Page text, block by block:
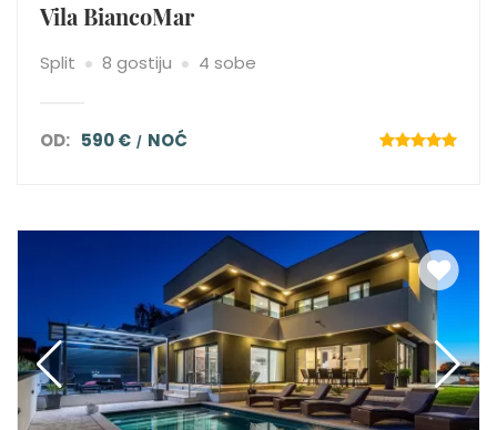
Vila BiancoMar
Split 8 gostiju 4 sobe
OD: 590 € NOĆ